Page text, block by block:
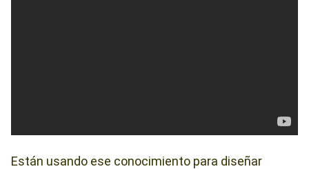
Están usando ese conocimiento para diseñar